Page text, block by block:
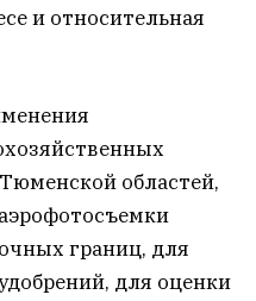
и относительная
областей,
границ, для
для оценки